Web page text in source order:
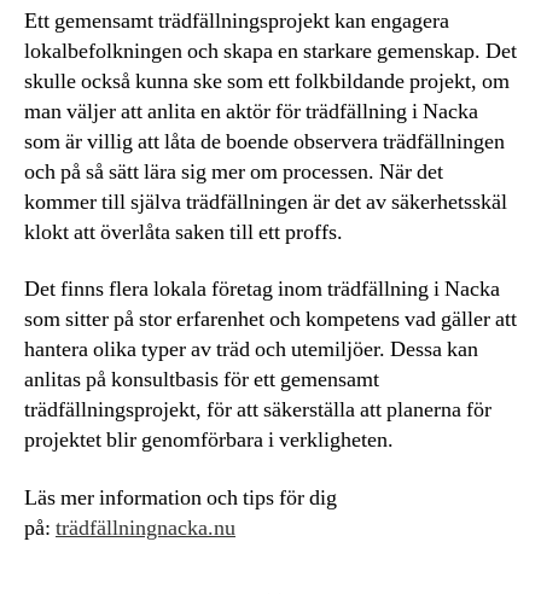
Ett gemensamt trädfällningsprojekt kan engagera
lokalbefolkningen och skapa en starkare gemenskap. Det
skulle också kunna ske som ett folkbildande projekt, om
man väljer att anlita en aktör för trädfällning i Nacka
som är villig att låta de boende observera trädfällningen
och på så sätt lära sig mer om processen. När det
kommer till själva trädfällningen är det av säkerhetsskäl
klokt att överlåta saken till ett proffs.
Det finns flera lokala företag inom trädfällning i Nacka
som sitter på stor erfarenhet och kompetens vad gäller att
hantera olika typer av träd och utemiljöer. Dessa kan
anlitas på konsultbasis för ett gemensamt
trädfällningsprojekt, för att säkerställa att planerna för
projektet blir genomförbara i verkligheten.
Läs mer information och tips för dig
på: trädfällningnacka.nu